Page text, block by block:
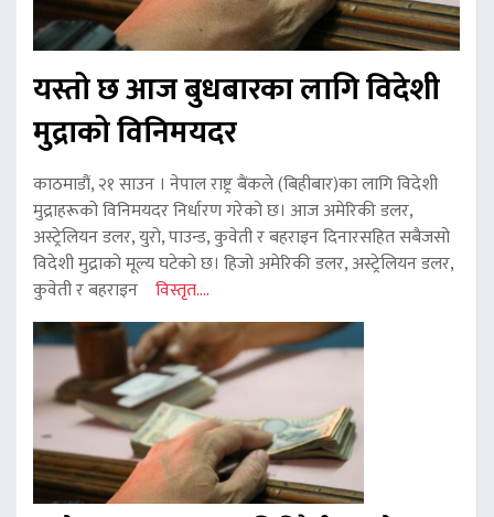
यस्तो छ आज बुधबारका लागि विदेशी
मुद्राको विनिमयदर
काठमाडौं, २१ साउन । नेपाल राष्ट्र बैंकले (बिहीबार)का लागि विदेशी
मुद्राहरूको विनिमयदर निर्धारण गरेको छ। आज अमेरिकी डलर,
अस्ट्रेलियन डलर, युरो, पाउन्ड, कुवेती र बहराइन दिनारसहित सबैजसो
विदेशी मुद्राको मूल्य घटेको छ। हिजो अमेरिकी डलर, अस्ट्रेलियन डलर,
कुवेती र बहराइन विस्तृत....